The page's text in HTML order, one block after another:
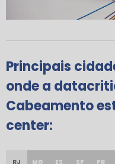
Principais
onde a
Cabeamento
center:
RJ MG ES SP PR